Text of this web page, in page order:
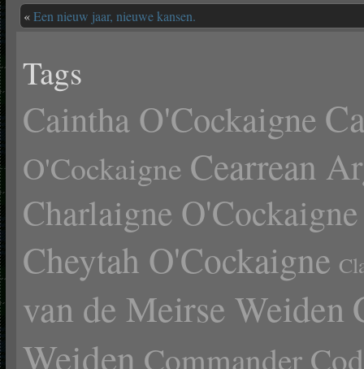
«Een nieuw jaar, nieuwe kansen.
Tags
Caintha O'Cockaigne
O'Cockaigne Cearrean
Charlaigne O'Cockaigne
Cheytah O'Cockaigne
van de Meirse Weiden
Weiden Commander